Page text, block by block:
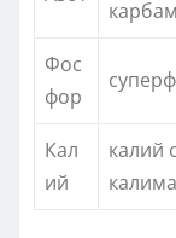
Фос
фор
Кал
ий
калий